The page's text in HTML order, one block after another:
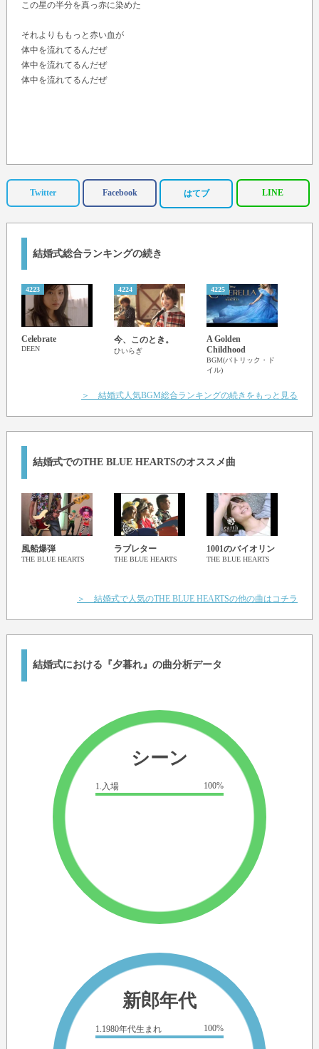
この星の半分を真っ赤に染めた
それよりももっと赤い血が
体中を流れてるんだぜ
体中を流れてるんだぜ
体中を流れてるんだぜ
Twitter Facebook はてブ LINE
結婚式総合ランキングの続き
4223
Celebrate
DEEN
4224
今、このとき。
ひいらぎ
4225
A Golden
Childhood
BGM(パトリック・ド
イル)
＞ 結婚式人気BGM総合ランキングの続きをもっと見る
結婚式でのTHE BLUE HEARTSのオススメ曲
風船爆弾
THE BLUE HEARTS
ラブレター
THE BLUE HEARTS
1001のバイオリン
THE BLUE HEARTS
＞ 結婚式で人気のTHE BLUE HEARTSの他の曲はコチラ
結婚式における『夕暮れ』の曲分析データ
シーン
1.入場 100%
新郎年代
1.1980年代生まれ 100%